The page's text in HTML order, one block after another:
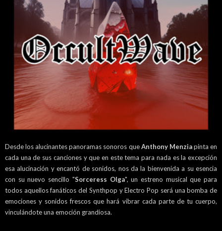
Desde los alucinantes panoramas sonoros queAnthony Menziapinta en
cada una de sus canciones y que en este tema para nada es la excepción
esa alucinación y encantó de sonidos, nos da la bienvenida a su esencia
con su nuevo sencillo "Sorceress Olga", un estreno musical que para
todos aquellos fanáticos del Synthpop y Electro Pop será una bomba de
emociones y sonidos frescos que hará vibrar cada parte de tu cuerpo,
vinculándote una emoción grandiosa.